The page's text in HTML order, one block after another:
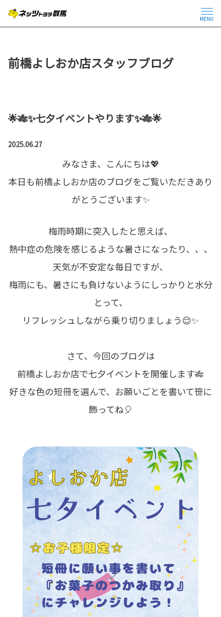
MENU
前橋よしおか店スタッフブログ
🌟🎋✨七夕イベントやります✨🎋🌟
2025.06.27
みなさま、こんにちは💖
本日も前橋よしおか店のブログをご覧いただきあり
がとうございます✨
梅雨時期に突入したと思えば、
熱中症の危険を感じるような暑さになったり、、、
天気が不安定な毎日ですが、
梅雨にも、暑さにも負けないようにしっかりと水分
とって、
リフレッシュしながら乗り切りましょう😌✨
さて、今回のブログは
前橋よしおか店で七夕イベントを開催します🎋
好きな色の短冊を選んで、お願いごとを書いて笹に
飾ってね🎈